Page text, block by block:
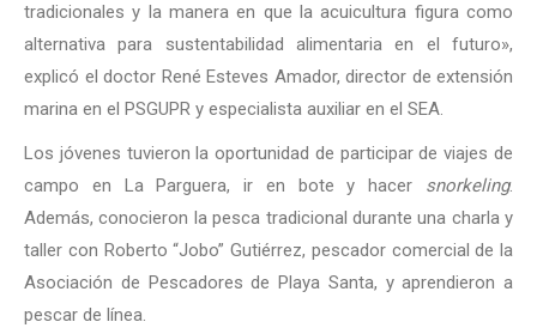
tradicionales y la manera en que la acuicultura figura como
alternativa para sustentabilidad alimentaria en el futuro»,
explicó el doctor René Esteves Amador, director de extensión
marina en el PSGUPR y especialista auxiliar en el SEA.
Los jóvenes tuvieron la oportunidad de participar de viajes de
campo en La Parguera, ir en bote y hacer snorkeling.
Además, conocieron la pesca tradicional durante una charla y
taller con Roberto “Jobo” Gutiérrez, pescador comercial de la
Asociación de Pescadores de Playa Santa, y aprendieron a
pescar de línea.